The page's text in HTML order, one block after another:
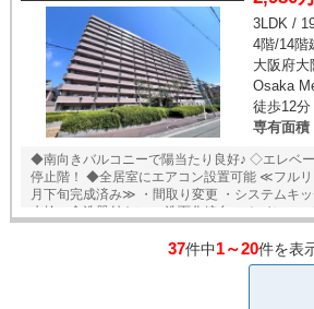
3LDK /
4階/14階
大阪府大
Osaka
徒歩12分
専有面積
◆南向きバルコニーで陽当たり良好♪ ◇エレベ
停止階！ ◆全居室にエアコン設置可能 ≪フルリノベーション 令和8年5
月下旬完成済み≫ ・間取り変更 ・システムキ
水栓・食洗器付き） ・洗面化粧台 ・トイレ ・
各洋室） ・クッションフロア張替（洗面所・ト
・建具新調 ・各所LEDダウンライトへ変更 ・
4.9帖に先行配管工事等 ・ハウスクリーニング 等 ◆2沿線利用可能
・四つ橋線「住之江公園」駅まで徒歩約12分 ・
37件中1～20件を表